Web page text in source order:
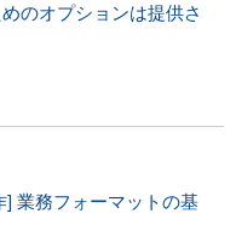
のオプションは提供さ
業務フォーマットの基